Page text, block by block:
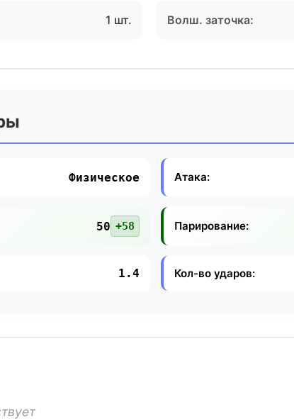
1 шт. Волш. заточка:
Физическое Атака:
50 +58 Парирование:
1.4 Кол-во ударов: